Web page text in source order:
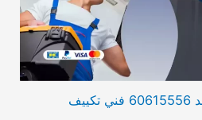
تصليح مكيفات صباح الاحمد 60615556 فني تكييف